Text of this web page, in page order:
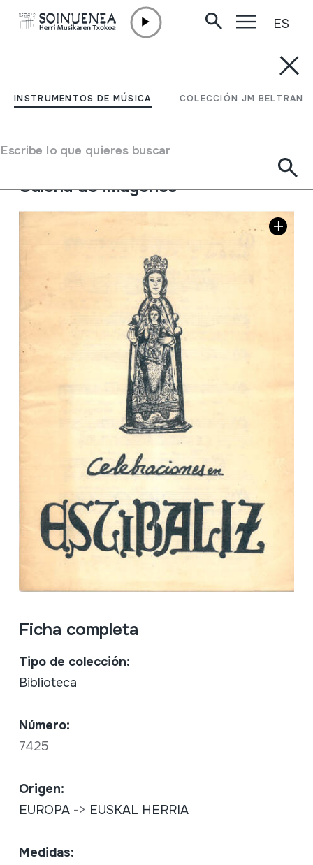
INSTRUMENTOS DE MÚSICA COLECCIÓN JM BELTRAN
Escribe lo que quieres buscar
ES
Celebraciones en
Tipo de colección Biblioteca
Galería de imágenes
Ficha completa
Tipo de colección:
Biblioteca
Número:
7425
Origen:
EUROPA-> EUSKAL HERRIA
Medidas: